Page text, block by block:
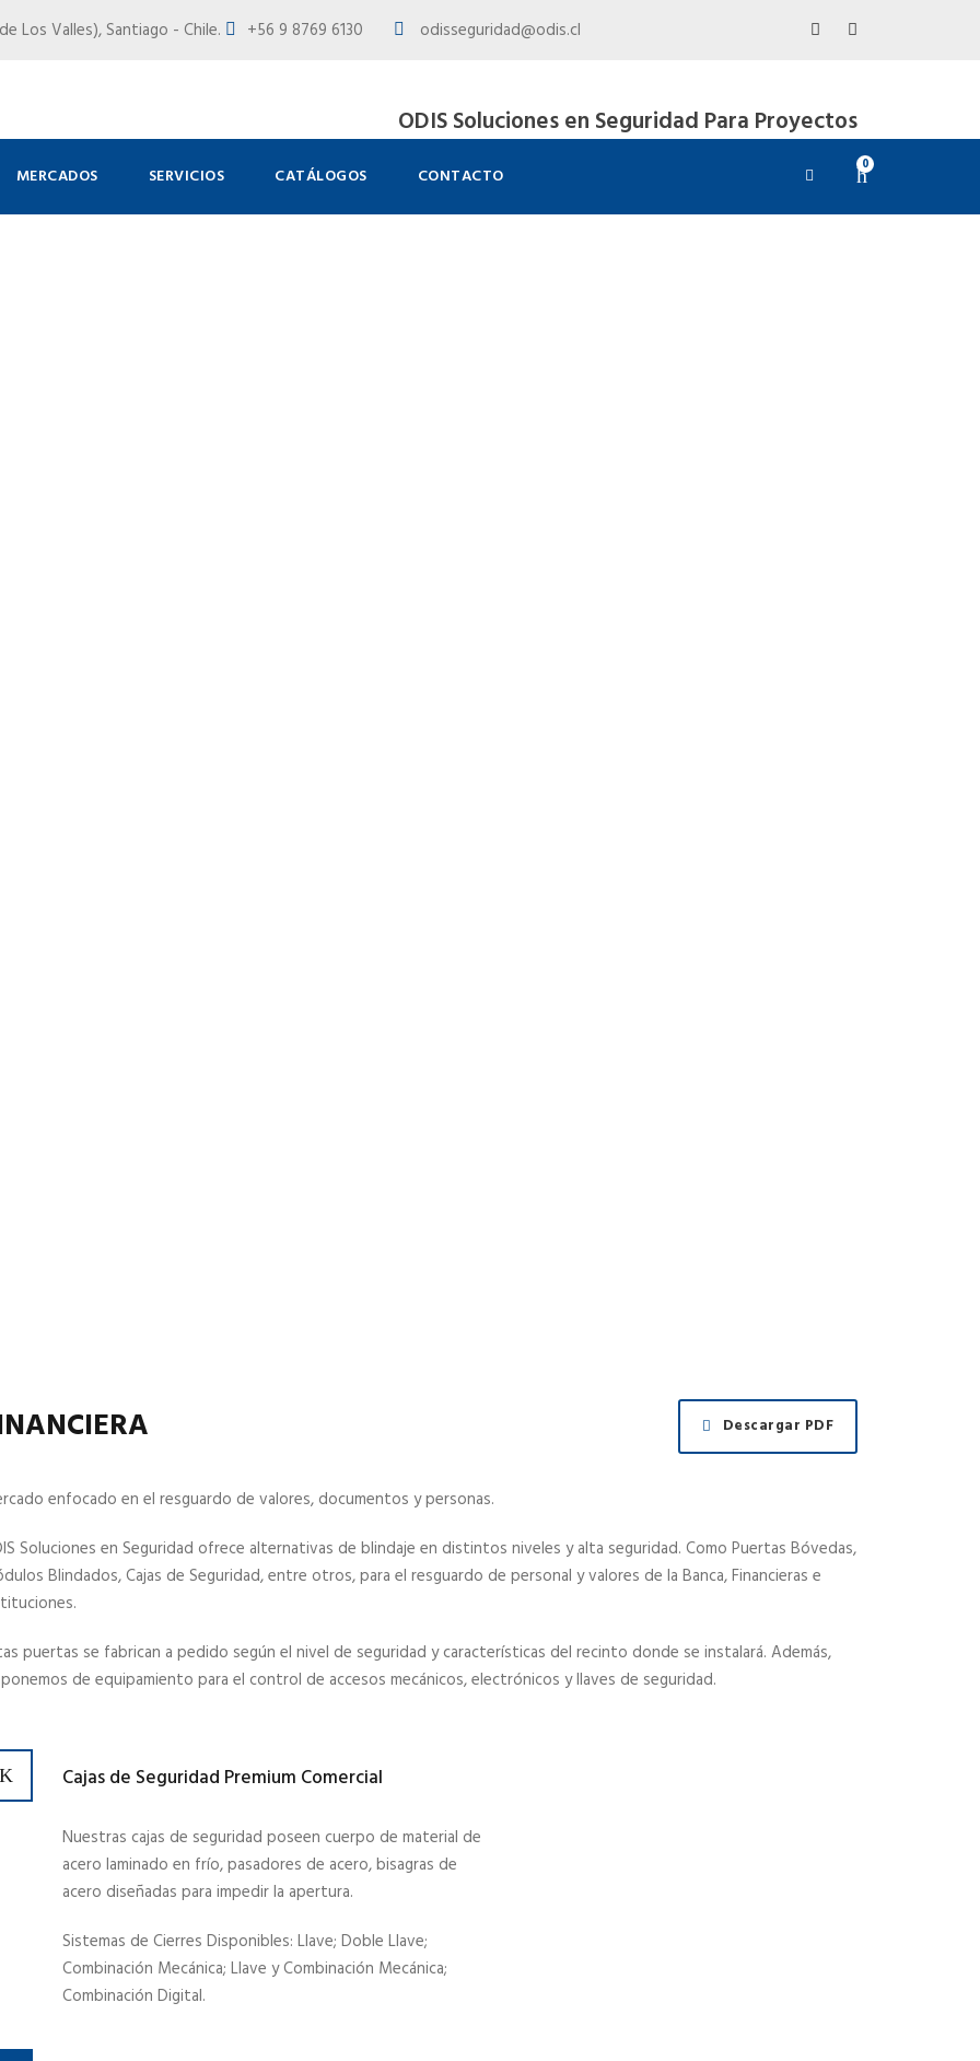
Los Valles), Santiago - Chile. +56 9 8769 6130 odisseguridad@odis.cl
ODIS Soluciones en Seguridad Para Proyectos
MERCADOS SERVICIOS CATÁLOGOS CONTACTO 0
Descargar PDF
enfocado en el resguardo de valores, documentos y personas.
Soluciones en Seguridad ofrece alternativas de blindaje en distintos niveles y alta seguridad. Como Puertas Bóvedas,
Blindados, Cajas de Seguridad, entre otros,para el resguardo de personal y valores de la Banca, Financieras e
puertas se fabrican a pedido según el nivel de seguridad y características del recinto donde se instalará. Además,
de equipamiento para el control de accesos mecánicos, electrónicos y llaves de seguridad.
Cajas de Seguridad Premium Comercial
Nuestras cajas de seguridad poseen cuerpo de material de
acero laminado en frío, pasadores de acero, bisagras de
acero diseñadas para impedir la apertura.
Sistemas de Cierres Disponibles: Llave; Doble Llave;
Combinación Mecánica; Llave y Combinación Mecánica;
Combinación Digital.